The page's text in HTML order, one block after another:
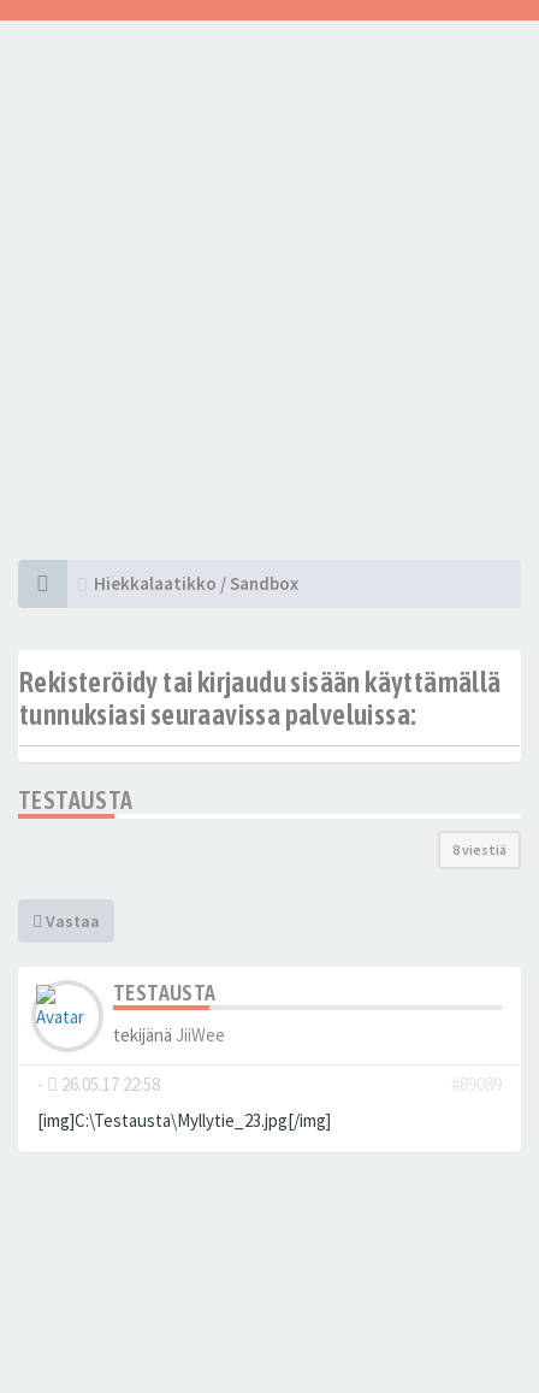
Hiekkalaatikko / Sandbox
Rekisteröidy tai kirjaudu sisään käyttämällä
tunnuksiasi seuraavissa palveluissa:
TESTAUSTA
8 viestiä
Vastaa
TESTAUSTA
tekijänä JiiWee
- 26.05.17 22:58
#89089
[img]C:\Testausta\Myllytie_23.jpg[/img]